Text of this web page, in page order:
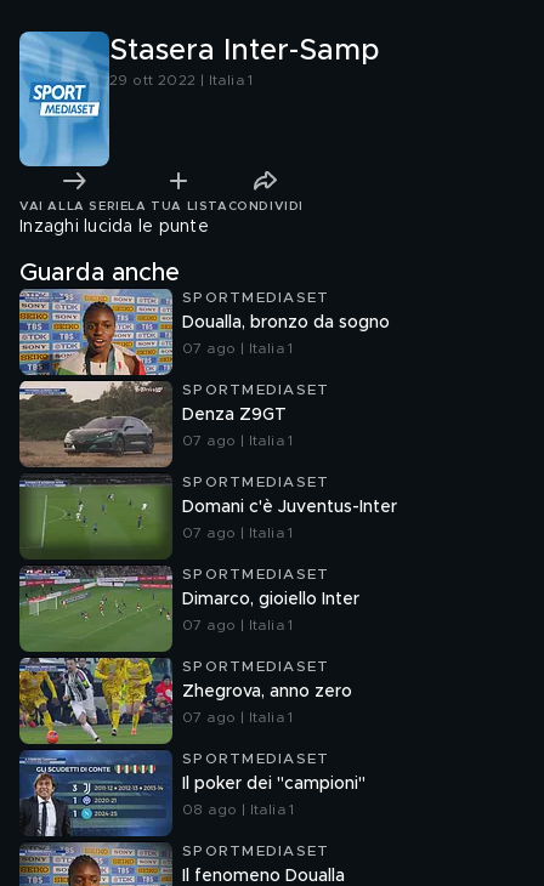
Stasera Inter-Samp
29 ott 2022 | Italia 1
VAI ALLA SERIE LA TUA LISTA CONDIVIDI
Inzaghi lucida le punte
Guarda anche
SPORTMEDIASET
Doualla, bronzo da sogno
07 ago | Italia 1
SPORTMEDIASET
Denza Z9GT
07 ago | Italia 1
SPORTMEDIASET
Domani c'è Juventus-Inter
07 ago | Italia 1
SPORTMEDIASET
Dimarco, gioiello Inter
07 ago | Italia 1
SPORTMEDIASET
Zhegrova, anno zero
07 ago | Italia 1
SPORTMEDIASET
Il poker dei "campioni"
08 ago | Italia 1
SPORTMEDIASET
Il fenomeno Doualla